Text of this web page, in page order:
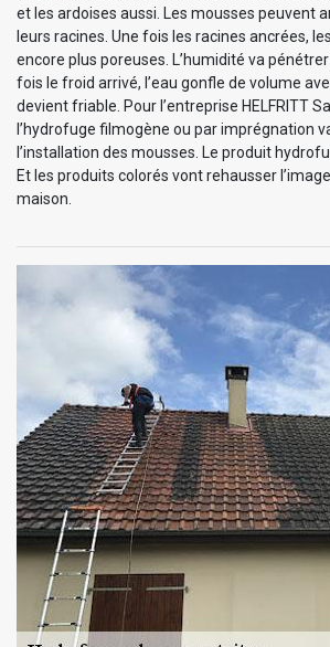
et les ardoises aussi. Les mousses peuvent
leurs racines. Une fois les racines ancrées,
encore plus poreuses. L’humidité va
fois le froid arrivé, l’eau gonfle de volume
devient friable. Pour l’entreprise HELFRITT
l’hydrofuge filmogène ou par imprégnation
l’installation des mousses. Le produit
Et les produits colorés vont rehausser
maison.